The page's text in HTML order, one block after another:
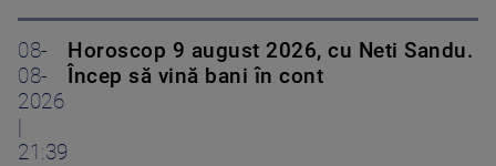
08-
08-
2026
|
21:39
Horoscop 9 august 2026, cu Neti Sandu.
Încep să vină bani în cont